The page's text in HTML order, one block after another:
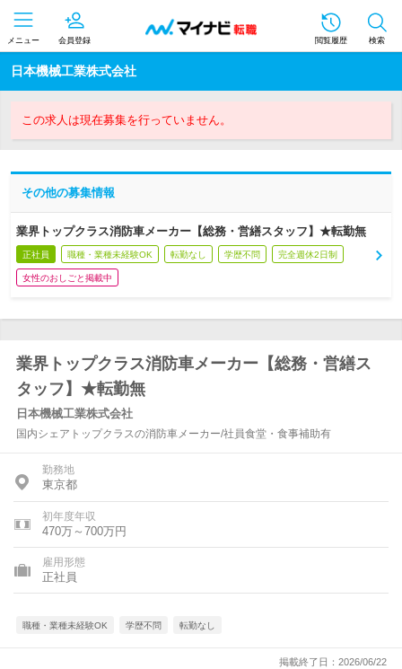
メニュー 会員登録 閲覧履歴 検索
日本機械工業株式会社
この求人は現在募集を行っていません。
その他の募集情報
業界トップクラス消防車メーカー【総務・営繕スタッフ】★転勤無
正社員 職種・業種未経験OK 転勤なし 学歴不問 完全週休2日制
女性のおしごと掲載中
業界トップクラス消防車メーカー【総務・営繕ス
タッフ】★転勤無
日本機械工業株式会社
国内シェアトップクラスの消防車メーカー/社員食堂・食事補助有
勤務地
東京都
初年度年収
470万～700万円
雇用形態
正社員
職種・業種未経験OK 学歴不問 転勤なし
掲載終了日：2026/06/22